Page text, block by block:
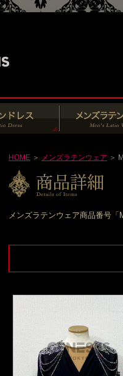
HOME ＞ メンズラテンウェア ＞
メンズラテンウェア商品番号